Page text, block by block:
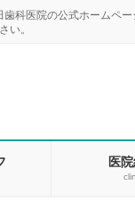
科医院の公式ホームペ
い。
医